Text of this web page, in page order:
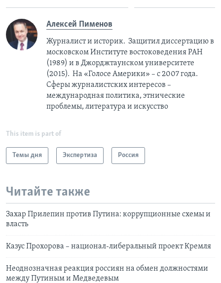
Алексей Пименов
Журналист и историк. Защитил диссертацию в
московском Институте востоковедения РАН
(1989) и в Джорджтаунском университете
(2015). На «Голосе Америки» – с 2007 года.
Сферы журналистских интересов –
международная политика, этнические
проблемы, литература и искусство
This item is part of
Темы дня Экспертиза Россия
Читайте также
Захар Прилепин против Путина: коррупционные схемы и
власть
Казус Прохорова – национал-либеральный проект Кремля
Неоднозначная реакция россиян на обмен должностями
между Путиным и Медведевым